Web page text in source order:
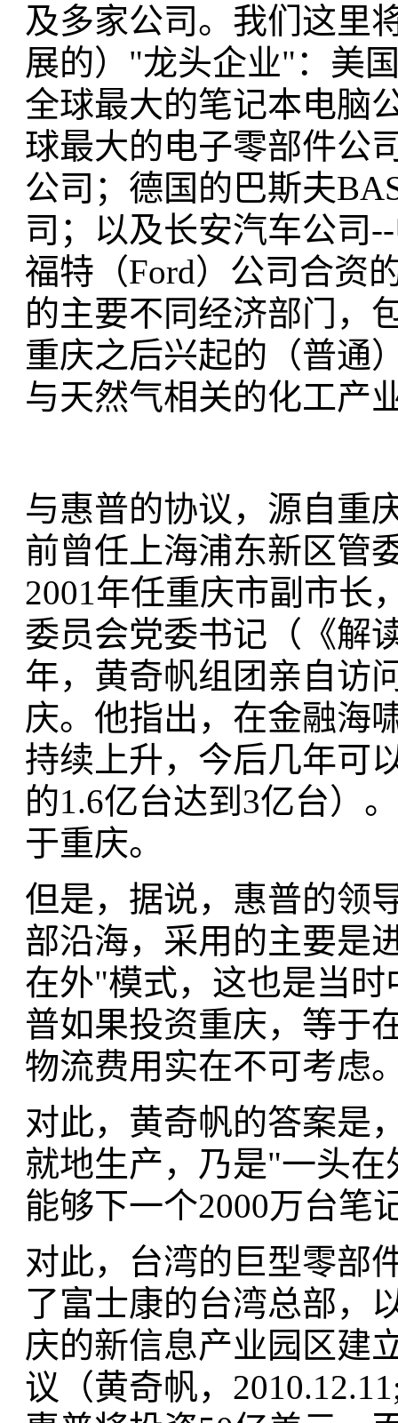
及多家公司。我们这里
展的）"龙头企业"：美
全球最大的笔记本电脑
球最大的电子零部件公
公司；德国的巴斯夫
司；以及长安汽车公司
福特（Ford）公司合资
的主要不同经济部门，
重庆之后兴起的（普通
与天然气相关的化工产
与惠普的协议，源自重
前曾任上海浦东新区管
2001年任重庆市副市长
委员会党委书记（《解
年，黄奇帆组团亲自访
庆。他指出，在金融海
持续上升，今后几年可
的1.6亿台达到3亿台）
于重庆。
但是，据说，惠普的领
部沿海，采用的主要是
在外"模式，这也是当
普如果投资重庆，等于
物流费用实在不可考虑
对此，黄奇帆的答案是
就地生产，乃是"一头
能够下一个2000万台笔
对此，台湾的巨型零部
了富士康的台湾总部，
庆的新信息产业园区建
议（黄奇帆，